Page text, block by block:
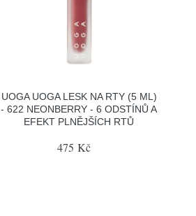
UOGA UOGA LESK NA RTY (5 ML)
- 622 NEONBERRY - 6 ODSTÍNŮ A
EFEKT PLNĚJŠÍCH RTŮ
475 Kč